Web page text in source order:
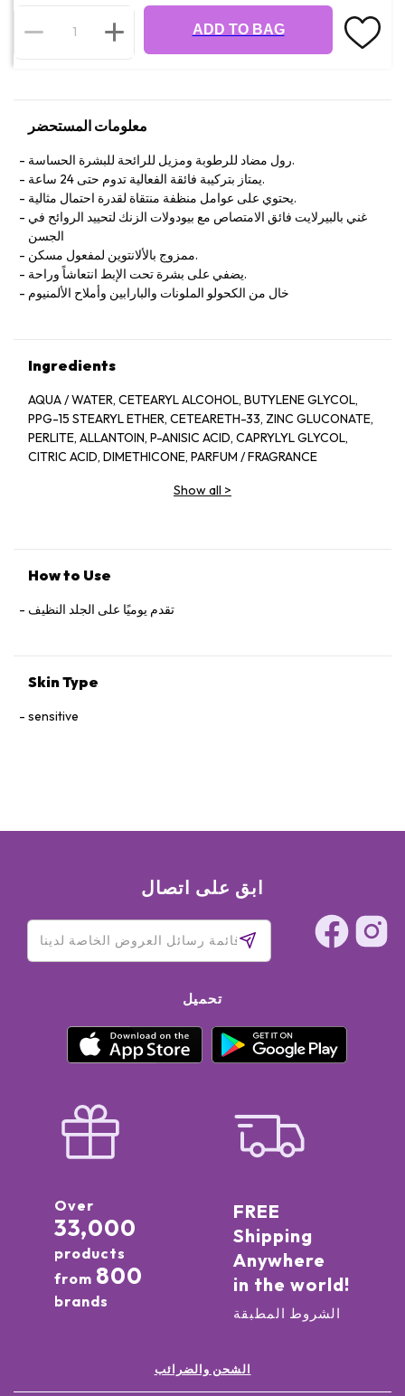
ADD TO BAG
معلومات المستحضر
رول مضاد للرطوبة ومزيل للرائحة للبشرة الحساسة.
يمتاز بتركيبة فائقة الفعالية تدوم حتى 24 ساعة.
يحتوي على عوامل منظفة منتقاة لقدرة احتمال مثالية.
غني بالبيرلايت فائق الامتصاص مع بيودولات الزنك لتحييد الروائح في
الجسن
ممزوج بالألانتوين لمفعول مسكن.
يضفي على بشرة تحت الإبط انتعاشاً وراحة.
خال من الكحولو الملونات والبارابين وأملاح الألمنيوم
Ingredients
AQUA / WATER, CETEARYL ALCOHOL, BUTYLENE GLYCOL,
PPG-15 STEARYL ETHER, CETEARETH-33, ZINC GLUCONATE,
PERLITE, ALLANTOIN, P-ANISIC ACID, CAPRYLYL GLYCOL,
CITRIC ACID, DIMETHICONE, PARFUM / FRAGRANCE
Show all >
How to Use
تقدم يوميًا على الجلد النظيف
Skin Type
sensitive
ابق على اتصال
تحميل
Over
33,000
products
from 800
brands
FREE
Shipping
Anywhere
in the world!
الشروط المطبقة
الشحن والضرائب